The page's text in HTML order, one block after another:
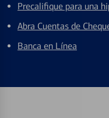
Precalifique para una
Abra Cuentas de
Banca en Línea